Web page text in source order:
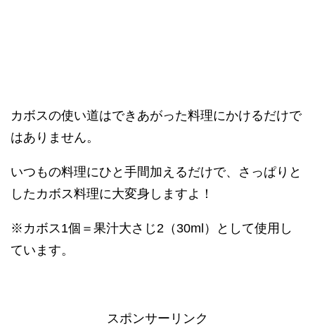
カボスの使い道はできあがった料理にかけるだけで
はありません。
いつもの料理にひと手間加えるだけで、さっぱりと
したカボス料理に大変身しますよ！
※カボス1個＝果汁大さじ2（30ml）として使用し
ています。
スポンサーリンク